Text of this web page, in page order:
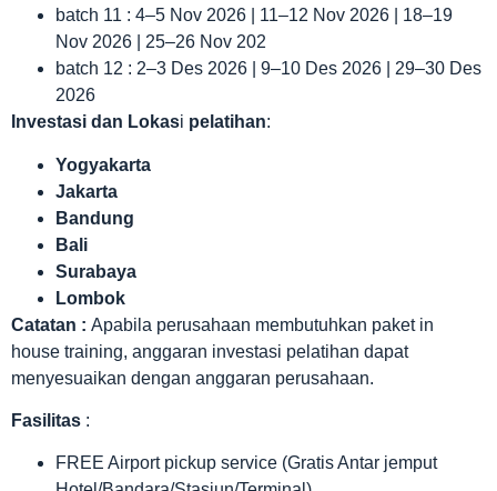
batch 11 : 4–5 Nov 2026 | 11–12 Nov 2026 | 18–19
Nov 2026 | 25–26 Nov 202
batch 12 : 2–3 Des 2026 | 9–10 Des 2026 | 29–30 Des
2026
Investasi dan Lokasi pelatihan:
Yogyakarta
Jakarta
Bandung
Bali
Surabaya
Lombok
Catatan : Apabila perusahaan membutuhkan paket in
house training, anggaran investasi pelatihan dapat
menyesuaikan dengan anggaran perusahaan.
Fasilitas :
FREE Airport pickup service (Gratis Antar jemput